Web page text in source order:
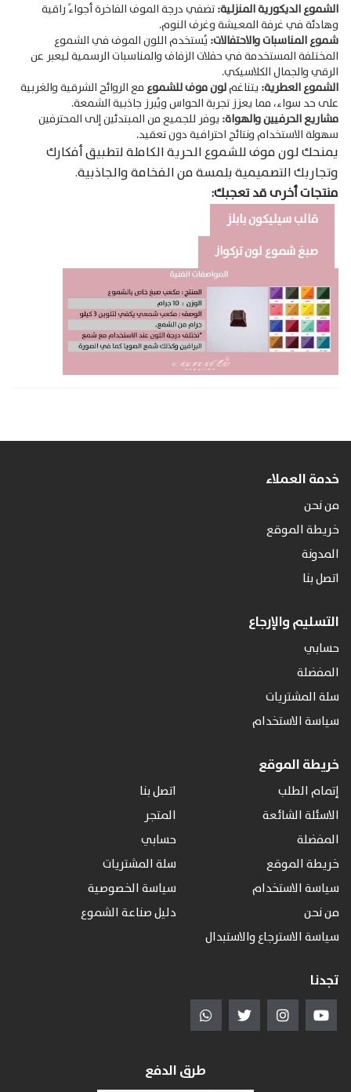
الشموع الديكورية المنزلية:تضفي درجة الموف الفاخرة أجواءً راقية
وهادئة في غرفة المعيشة وغرف النوم.
شموع المناسبات والاحتفالات: يُستخدم اللون الموف في الشموع
المختلفة المستخدمة في حفلات الزفاف والمناسبات الرسمية ليعبر عن
الرقي والجمال الكلاسيكي.
الشموع العطرية: يتناغملون موف للشموعمع الروائح الشرقية والغربية
على حد سواء، مما يعزز تجربة الحواس ويُبرز جاذبية الشمعة.
مشاريع الحرفيين والهواة: يوفر للجميع من المبتدئين إلى المحترفين
سهولة الاستخدام ونتائج احترافية دون تعقيد.
يمنحك لون موف للشموع الحرية الكاملة لتطبيق أفكارك
وتجاربك التصميمية بلمسة من الفخامة والجاذبية.
منتجات أخرى قد تعجبك:
قالب سيليكون بابلز
صبغ شموع لون تركواز
خدمة العملاء
من نحن
خريطة الموقع
المدونة
اتصل بنا
التسليم والإرجاع
حسابي
المفضلة
سلة المشتريات
سياسة الاستخدام
خريطة الموقع
إتمام الطلب
اتصل بنا
الاسئلة الشائعة
المتجر
المفضلة
حسابي
خريطة الموقع
سلة المشتريات
سياسة الاستخدام
سياسة الخصوصية
من نحن
دليل صناعة الشموع
سياسة الاسترجاع والاستبدال
تجدنا
طرق الدفع